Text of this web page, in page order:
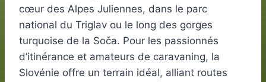
cœur des Alpes Juliennes, dans le parc
national du Triglav ou le long des gorges
turquoise de la Soča. Pour les passionnés
d’itinérance et amateurs de caravaning, la
Slovénie offre un terrain idéal, alliant routes